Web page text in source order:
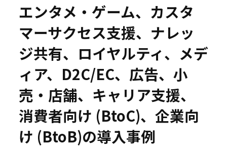
事例
セミナー
お役立ち情報
エンタメ・ゲーム、カスタ
マーサクセス支援、ナレッ
ジ共有、ロイヤルティ、メデ
ィア、D2C/EC、広告、小
売・店舗、キャリア支援、
消費者向け (BtoC)、企業向
け (BtoB)の導入事例